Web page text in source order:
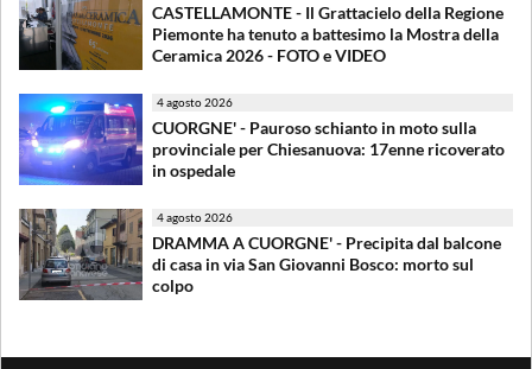
CASTELLAMONTE - Il Grattacielo della Regione
Piemonte ha tenuto a battesimo la Mostra della
Ceramica 2026 - FOTO e VIDEO
4 agosto 2026
CUORGNE' - Pauroso schianto in moto sulla
provinciale per Chiesanuova: 17enne ricoverato
in ospedale
4 agosto 2026
DRAMMA A CUORGNE' - Precipita dal balcone
di casa in via San Giovanni Bosco: morto sul
colpo